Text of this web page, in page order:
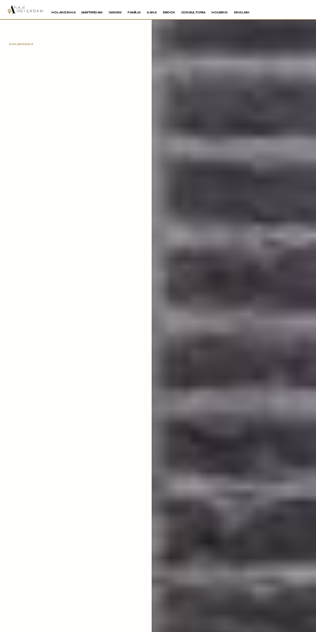
HOLANDINHA AMSTERDAM VIAGEM FAMÍLIA A ANA EBOOK CONSULTORIA HOUSING ENGLISH
HOLANDINHA